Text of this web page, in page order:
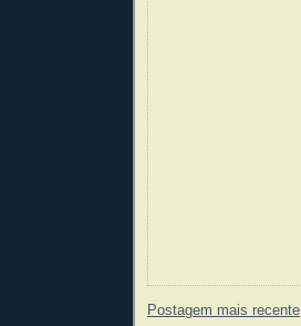
Postagem mais recente